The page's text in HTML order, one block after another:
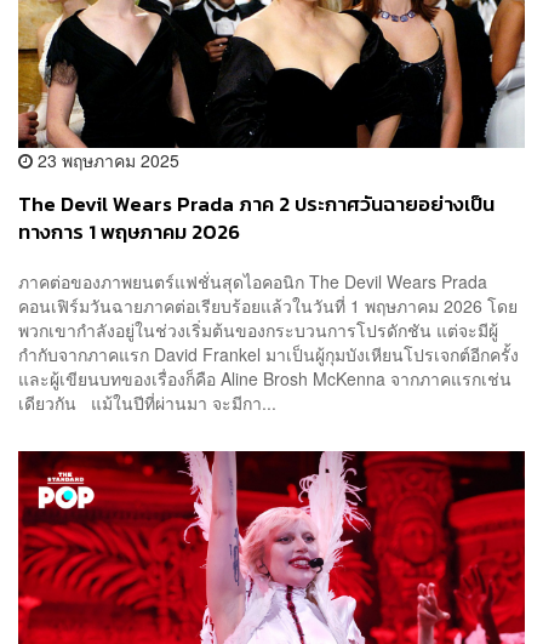
23 พฤษภาคม 2025
The Devil Wears Prada ภาค 2 ประกาศวันฉายอย่างเป็น
ทางการ 1 พฤษภาคม 2026
ภาคต่อของภาพยนตร์แฟชั่นสุดไอคอนิก The Devil Wears Prada
คอนเฟิร์มวันฉายภาคต่อเรียบร้อยแล้วในวันที่ 1 พฤษภาคม 2026 โดย
พวกเขากำลังอยู่ในช่วงเริ่มต้นของกระบวนการโปรดักชัน แต่จะมีผู้
กำกับจากภาคแรก David Frankel มาเป็นผู้กุมบังเหียนโปรเจกต์อีกครั้ง
และผู้เขียนบทของเรื่องก็คือ Aline Brosh McKenna จากภาคแรกเช่น
เดียวกัน แม้ในปีที่ผ่านมา จะมีกา...